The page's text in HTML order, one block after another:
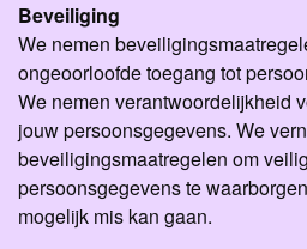
Beveiliging
We nemen
ongeoorloofde toegang tot
We nemen verantwoordelijkheid
jouw persoonsgegevens. We
beveiligingsmaatregelen om
persoonsgegevens te
mogelijk mis kan gaan.